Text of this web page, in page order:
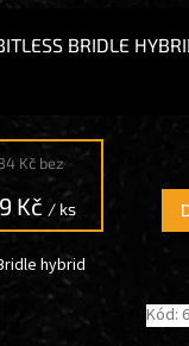
BRIDLE
Kč bez
Kč / ks
hybrid
Kód: